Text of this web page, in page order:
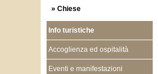
» Chiese
Info turistiche
Accoglienza ed ospitalità
Eventi e manifestazioni